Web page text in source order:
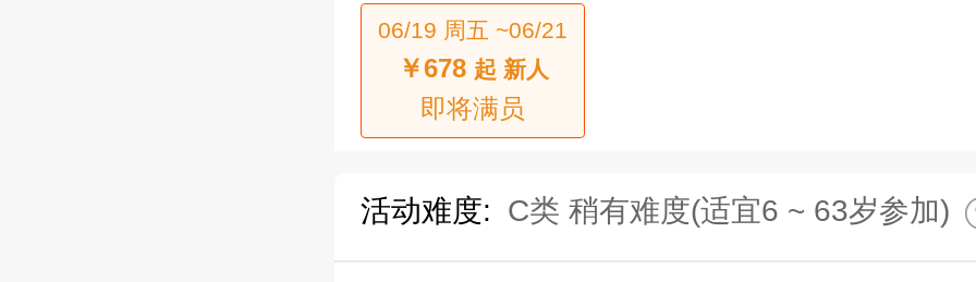
06/19 周五 ~06/21
￥678 起 新人
即将满员
活动难度: C类 稍有难度(适宜6 ~ 63岁参加)